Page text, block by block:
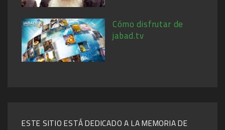
Cómo disfrutar de
jabad.tv
ESTE SITIO ESTÁ DEDICADO A LA MEMORIA DE